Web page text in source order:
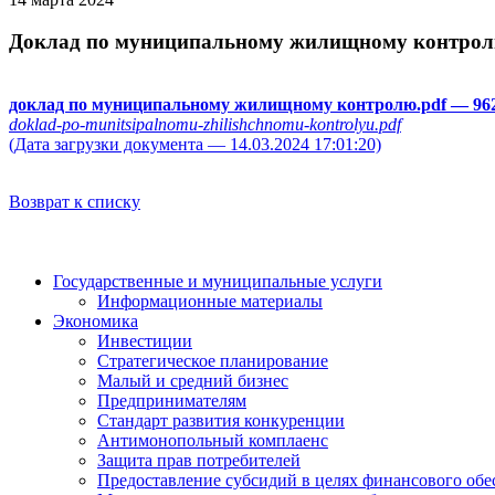
Доклад по муниципальному жилищному
доклад по муниципальному жилищному контролю.pdf—
doklad-po-munitsipalnomu-zhilishchnomu-kontrolyu.pdf
(Дата загрузки документа — 14.03.2024 17:01:20)
Возврат к списку
Государственные и муниципальные услуги
Информационные материалы
Экономика
Инвестиции
Стратегическое планирование
Малый и средний бизнес
Предпринимателям
Стандарт развития конкуренции
Антимонопольный комплаенс
Защита прав потребителей
Предоставление субсидий в целях финансового